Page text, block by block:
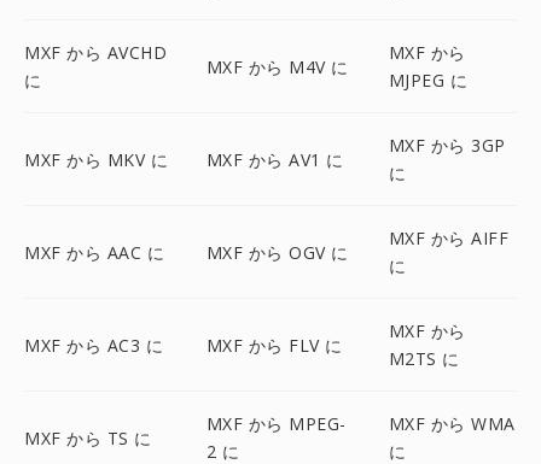
MXF から AVCHD
に
MXF から M4V に
MXF から
MJPEG に
MXF から MKV に MXF から AV1 に
MXF から 3GP
に
MXF から AAC に MXF から OGV に
MXF から AIFF
に
MXF から AC3 に MXF から FLV に
MXF から
M2TS に
MXF から TS に
MXF から MPEG-
2 に
MXF から WMA
に